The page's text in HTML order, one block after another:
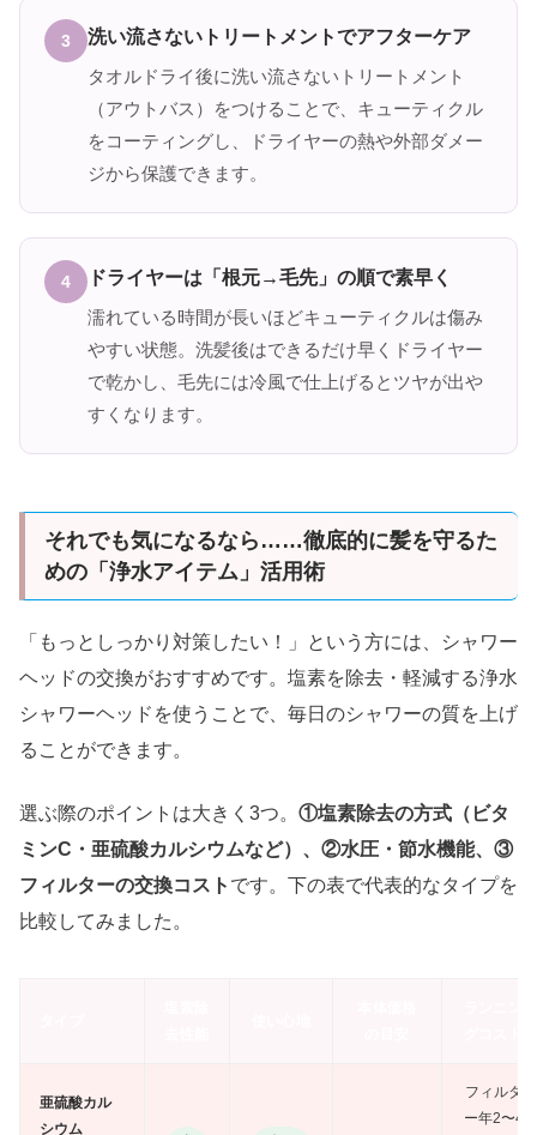
3 洗い流さないトリートメントでアフターケア
タオルドライ後に洗い流さないトリートメント
（アウトバス）をつけることで、キューティクル
をコーティングし、ドライヤーの熱や外部ダメー
ジから保護できます。
4 ドライヤーは「根元→毛先」の順で素早く
濡れている時間が長いほどキューティクルは傷み
やすい状態。洗髪後はできるだけ早くドライヤー
で乾かし、毛先には冷風で仕上げるとツヤが出や
すくなります。
それでも気になるなら……徹底的に髪を守るた
めの「浄水アイテム」活用術
「もっとしっかり対策したい！」という方には、シャワー
ヘッドの交換がおすすめです。塩素を除去・軽減する浄水
シャワーヘッドを使うことで、毎日のシャワーの質を上げ
ることができます。
選ぶ際のポイントは大きく3つ。 ①塩素除去の方式（ビタ
ミンC・亜硫酸カルシウムなど）、②水圧・節水機能、③
フィルターの交換コスト です。下の表で代表的なタイプを
比較してみました。
亜硫酸カル
シウム
フィルタ
ー年2〜4